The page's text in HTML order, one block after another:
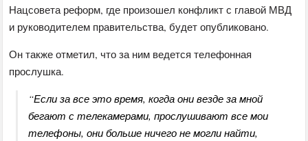
Нацсовета реформ, где произошел конфликт с главой МВД
и руководителем правительства, будет опубликовано.
Он также отметил, что за ним ведется телефонная
прослушка.
“Если за все это время, когда они везде за мной
бегают с телекамерами, прослушивают все мои
телефоны, они больше ничего не могли найти,